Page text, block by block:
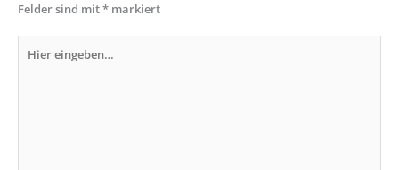
Felder sind mit* markiert
eingeben…